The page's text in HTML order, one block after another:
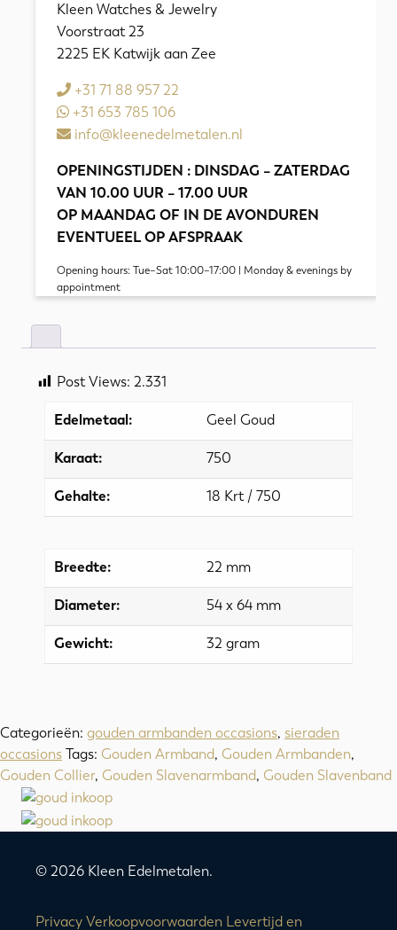
mm
aantal
Kleen Watches & Jewelry
Voorstraat 23
2225 EK Katwijk aan Zee
+31 71 88 957 22
+31 653 785 106
info@kleenedelmetalen.nl
OPENINGSTIJDEN : DINSDAG – ZATERDAG
VAN 10.00 UUR – 17.00 UUR
OP MAANDAG OF IN DE AVONDUREN
EVENTUEEL OP AFSPRAAK
Opening hours: Tue–Sat 10:00–17:00 | Monday & evenings by
appointment
Post Views: 2.331
Edelmetaal: Geel Goud
Karaat: 750
Gehalte: 18 Krt / 750
Breedte: 22 mm
Diameter: 54 x 64 mm
Gewicht: 32 gram
Categorieën: gouden armbanden occasions, sieraden
occasions Tags: Gouden Armband, Gouden Armbanden,
Gouden Collier, Gouden Slavenarmband, Gouden Slavenband
© 2026 Kleen Edelmetalen.
Privacy Verkoopvoorwaarden Levertijd en